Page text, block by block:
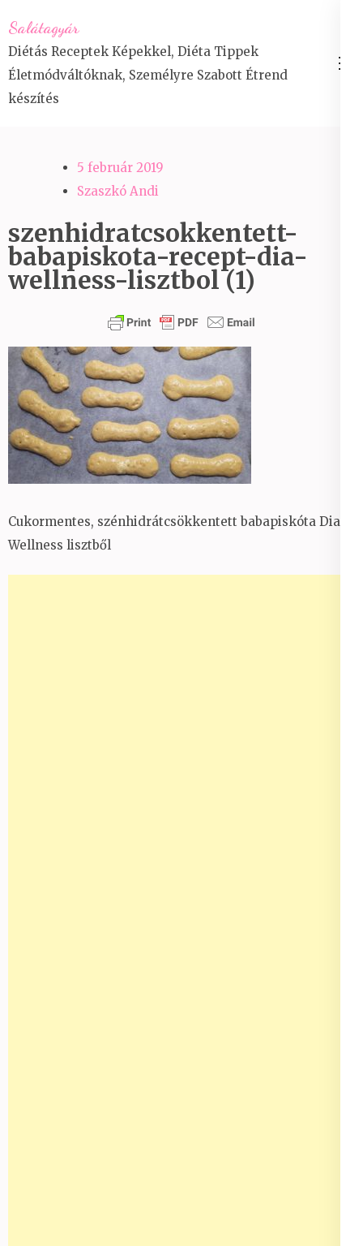
to
content
(Press
Enter)
Salátagyár
Diétás Receptek Képekkel, Diéta Tippek
Életmódváltóknak, Személyre Szabott Étrend
készítés
5 február 2019
Szaszkó Andi
szenhidratcsokkentett-
babapiskota-recept-dia-
wellness-lisztbol (1)
Cukormentes, szénhidrátcsökkentett babapiskóta Dia
Wellness lisztből